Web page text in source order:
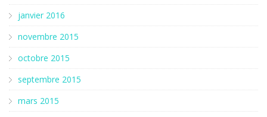
janvier 2016
novembre 2015
octobre 2015
septembre 2015
mars 2015